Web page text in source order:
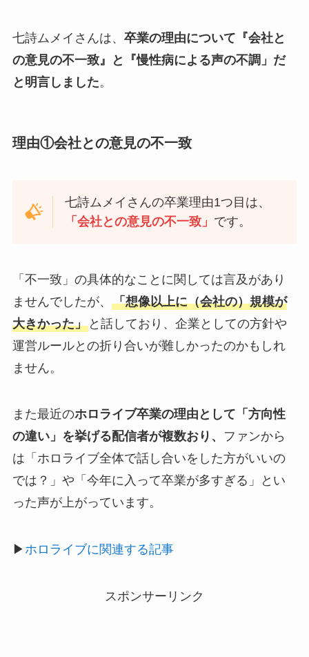
七詩ムメイさんは、 卒業の理由について『会社と
の意見の不一致』と『慢性病による声の不調」だ
と明言しました。
理由①会社との意見の不一致
七詩ムメイさんの卒業理由1つ目は、
「会社との意見の不一致」 です。
「不一致」の具体的なことに関しては言及があり
ませんでしたが、 「想像以上に（会社の）規模が
大きかった」と話しており、企業としての方針や
運営ルールとの折り合いが難しかったのかもしれ
ません。
また最近のホロライブ卒業の理由として「方向性
の違い」を挙げる配信者が複数おり、
ファンから
は「ホロライブ全体で話し合いをした方がいいの
では？」や「今年に入って卒業が多すぎる」とい
った声が上がっています。
▶ホロライブに関連する記事
スポンサーリンク